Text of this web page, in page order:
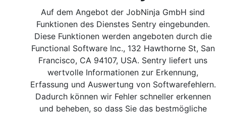
Auf dem Angebot der JobNinja GmbH sind
Funktionen des Dienstes Sentry eingebunden.
Diese Funktionen werden angeboten durch die
Functional Software Inc., 132 Hawthorne St, San
Francisco, CA 94107, USA. Sentry liefert uns
wertvolle Informationen zur Erkennung,
Erfassung und Auswertung von Softwarefehlern.
Dadurch können wir Fehler schneller erkennen
und beheben, so dass Sie das bestmögliche